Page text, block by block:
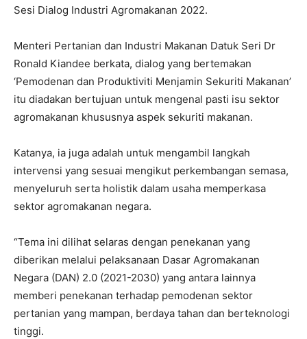
Sesi Dialog Industri Agromakanan 2022.
Menteri Pertanian dan Industri Makanan Datuk Seri Dr
Ronald Kiandee berkata, dialog yang bertemakan
‘Pemodenan dan Produktiviti Menjamin Sekuriti Makanan’
itu diadakan bertujuan untuk mengenal pasti isu sektor
agromakanan khususnya aspek sekuriti makanan.
Katanya, ia juga adalah untuk mengambil langkah
intervensi yang sesuai mengikut perkembangan semasa,
menyeluruh serta holistik dalam usaha memperkasa
sektor agromakanan negara.
“Tema ini dilihat selaras dengan penekanan yang
diberikan melalui pelaksanaan Dasar Agromakanan
Negara (DAN) 2.0 (2021-2030) yang antara lainnya
memberi penekanan terhadap pemodenan sektor
pertanian yang mampan, berdaya tahan dan berteknologi
tinggi.